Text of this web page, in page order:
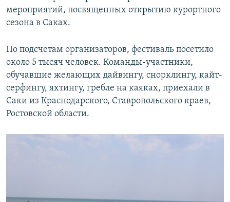
мероприятий, посвященных открытию курортного
сезона в Саках.
По подсчетам организаторов, фестиваль посетило
около 5 тысяч человек. Команды-участники,
обучавшие желающих дайвингу, снорклингу, кайт-
серфингу, яхтингу, гребле на каяках, приехали в
Саки из Краснодарского, Ставропольского краев,
Ростовской области.